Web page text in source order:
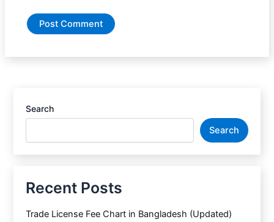
Search
Search
Recent Posts
Trade License Fee Chart in Bangladesh (Updated)